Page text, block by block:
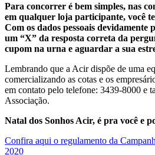
Para concorrer é bem simples, nas
em qualquer loja participante, você
Com os dados pessoais devidamente
um “X” da resposta correta da
cupom na urna e aguardar a sua
Lembrando que a Acir dispõe de uma
comercializando as cotas e os
em contato pelo telefone: 3439-8000 e
Associação.
Natal dos Sonhos Acir, é pra você e
Confira aqui o regulamento da
2020